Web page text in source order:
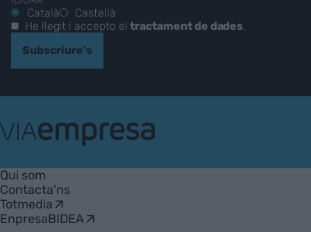
Català
Castellà
He llegit i accepto eltractament de dades
Subscriure's
Empresa
Qui som
Contacta'ns
Totmedia
EnpresaBIDEA